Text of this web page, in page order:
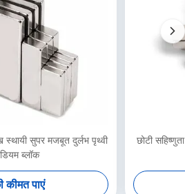
सुपर मजबूत दुर्लभ पृथ्वी
ब्लॉक
कीमत पाएं
छोटी